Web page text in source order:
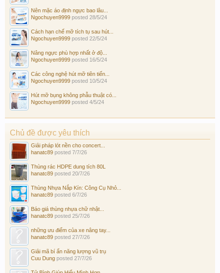
Nên mặc áo định ngực bao lâu...
Ngochuyen9999 posted 28/5/24
Cách hạn chế mỡ tích tụ sau hút...
Ngochuyen9999 posted 22/5/24
Nâng ngực phù hợp nhất ở độ...
Ngochuyen9999 posted 16/5/24
Các công nghệ hút mỡ tiên tiến...
Ngochuyen9999 posted 10/5/24
Hút mỡ bụng không phẫu thuật có...
Ngochuyen9999 posted 4/5/24
Chủ đề được yêu thích
Giải pháp lót nền cho concert...
hanatc89 posted 7/7/26
Thùng rác HDPE dung tích 80L
hanatc89 posted 20/7/26
Thùng Nhựa Nắp Kín: Công Cụ Nhỏ...
hanatc89 posted 6/7/26
Báo giá thùng nhựa chữ nhật...
hanatc89 posted 25/7/26
những ưu điểm của xe nâng tay...
hanatc89 posted 27/7/26
Giải mã bí ẩn năng lượng vũ trụ
Cuu Dung posted 27/7/26